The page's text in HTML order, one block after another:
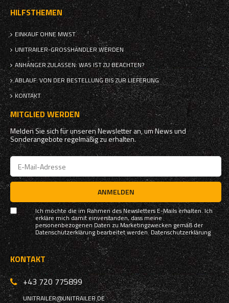
HILFSTHEMEN
EINKAUF OHNE MWST.
UNITRAILER-GROSSHÄNDLER WERDEN
ANHÄNGER ZULASSEN: WAS IST ZU BEACHTEN?
ABLAUF: VON DER BESTELLUNG BIS ZUR LIEFERUNG
KONTAKT
MITGLIED WERDEN
Melden Sie sich für unseren Newsletter an, um News und
Sonderangebote regelmäßig zu erhalten.
ANMELDEN
Ich möchte die im Rahmen des Newsletters E-Mails erhalten. Ich
erkläre mich damit einverstanden, dass meine
personenbezogenen Daten zu Marketingzwecken gemäß der
Datenschutzerklärung bearbeitet werden.Datenschutzerklärung
KONTAKT
+43 720 775899
UNITRAILER@UNITRAILER.DE